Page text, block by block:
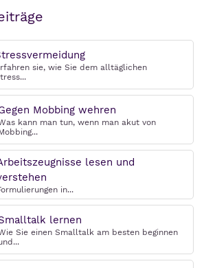
sie, wie Sie dem alltäglichen
Mobbing wehren
kann man tun, wenn man akut von
lesen und
in...
lernen
Sie einen Smalltalk am besten beginnen